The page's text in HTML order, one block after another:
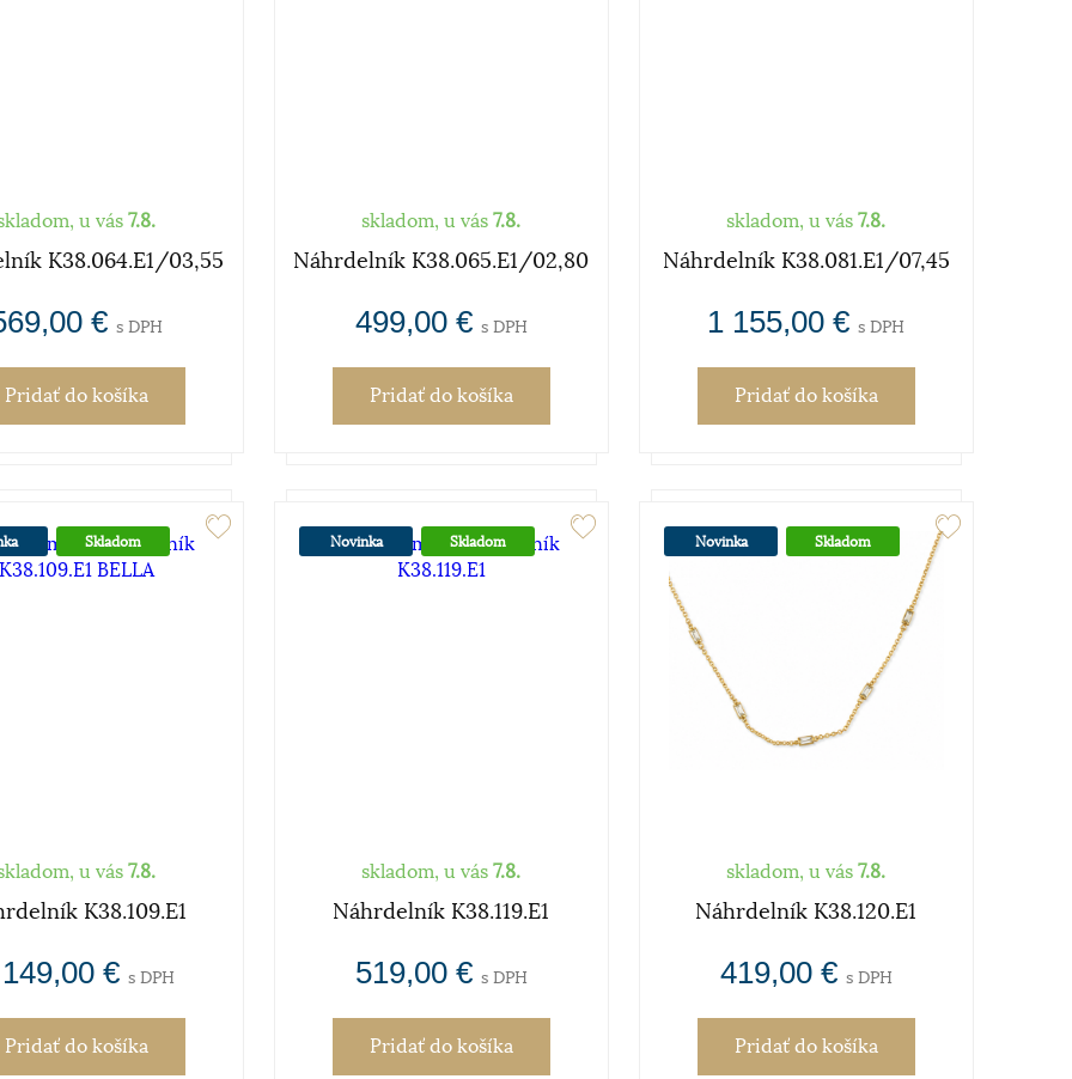
u vás7.8.
K38.064.E1/03,55
€ s DPH
Pridaťdo košíka
skladom, u vás7.8.
Náhrdelník K38.065.E1/02,80
499,00 € s DPH
Pridaťdo košíka
skladom, u vás7.8.
Náhrdelník K38.081.E1/07,45
1 155,00 €s DPH
Pridaťdo košíka
Skladom
u vás7.8.
K38.109.E1
€s DPH
Pridaťdo košíka
Novinka Skladom
skladom, u vás7.8.
Náhrdelník K38.119.E1
519,00 € s DPH
Pridaťdo košíka
Novinka Skladom
skladom, u vás7.8.
Náhrdelník K38.120.E1
419,00 € s DPH
Pridaťdo košíka